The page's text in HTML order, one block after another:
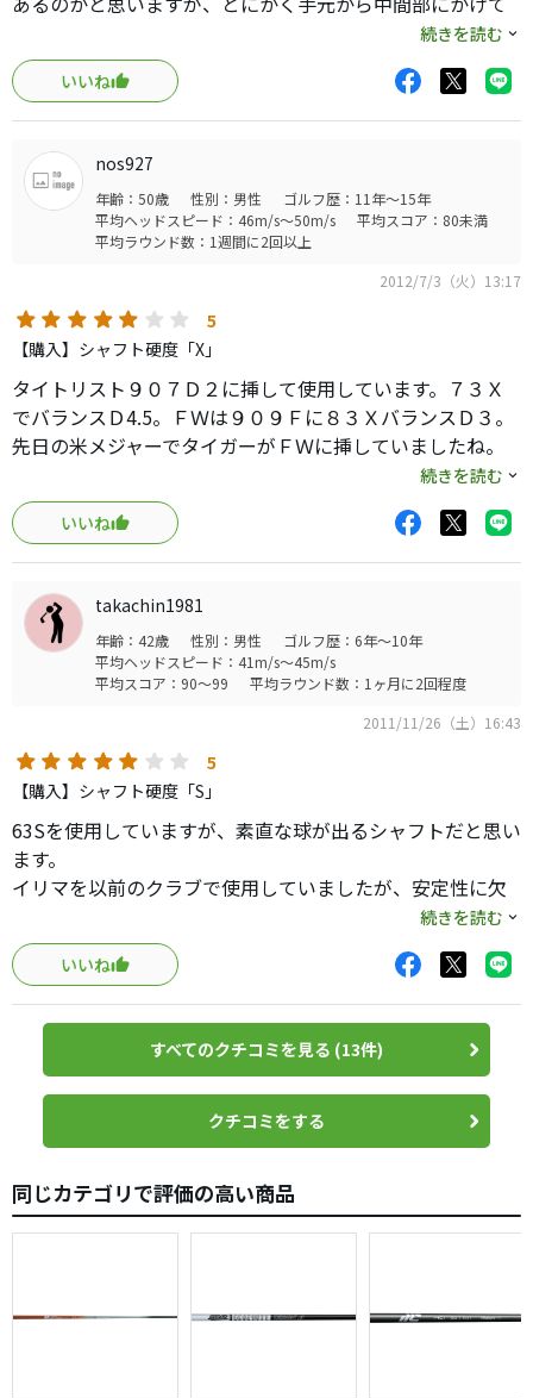
グニョッと折れる感じ（中折れ感？）でダメでした！極端
な言い方をすると、何時までたってもヘッドが降りてこな
い！そんな印象です。先側に確り感があるので、ヘッドを
奔らせないようにして、最後にシャフトを押してあげる
と、一度大きく外へ出てから戻ってくるドローが打てます。
ドローンとした低めの弾道でそれはそれなりに楽しめた印
象があります。癖の無いシャフトとして紹介されることが
多いシャフトですが、（私が癖者か・・・？）タメやリス
があります。ただ左を気にせず打てた印象がありますの
で、左への引っ掛けや巻き込みがある方にはなかなかの優
れものかもしれません。ドローンとゆっくり飛ぶ印象です
が、方向性、飛距離性能はけして悪くありませんでした！
参考になれば・・・
続きを読む
いいね
nos927
年齢：50歳 性別：男性
ゴルフ歴：11年～15年
平均ヘッドスピード：46m/s～50m/s
平均スコア：80未満
平均ラウンド数：1週間に2回以上
2012/7/3（火）13:17
5
【購入】シャフト硬度「X」
タイトリスト９０７Ｄ２に挿して使用しています。７３Ｘ
でバランスＤ4.5。ＦＷは９０９Ｆに８３ＸバランスＤ３。
先日の米メジャーでタイガーがＦＷに挿していましたね。
元祖ディアマナ！いい意味で特徴が無いといったらいいの
か？癖の無いシャフトです。
すべてにおいてバランスがいいのか際立って良い点も悪い
点も見当たりません。そこが最大の魅力なんですかね？綺
麗な動きをしてくれるシャフトで使い始めて５年ですが、
なかなか手放せません。
叩いて良し、シャープに振り抜いて良し、打ち分けて良
し、なかなか無いんですよね平均的なシャフトって。
続きを読む
いいね
takachin1981
年齢：42歳 性別：男性
ゴルフ歴：6年～10年
平均ヘッドスピード：41m/s～45m/s
平均スコア：90～99
平均ラウンド数：1ヶ月に2回程度
2011/11/26（土）16:43
5
【購入】シャフト硬度「S」
63Sを使用していますが、素直な球が出るシャフトだと思い
ます。
イリマを以前のクラブで使用していましたが、安定性に欠
けるイメージがあったので、昔のクラブに戻すと安定した
スコアになりました。
初級〜中級まで幅広く使えるシャフトだと思いますし、長
く使いたいシャフトの一つですね。
続きを読む
いいね
すべてのクチコミを見る (13件)
クチコミをする
同じカテゴリで評価の高い商品